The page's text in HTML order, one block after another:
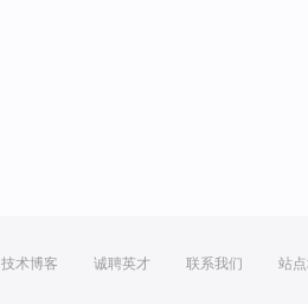
技术博客 诚聘英才 联系我们 站